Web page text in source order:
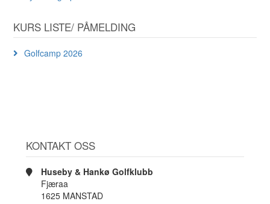
KURS LISTE/ PÅMELDING
Golfcamp 2026
KONTAKT OSS
Huseby & Hankø Golfklubb
Fjæraa
1625 MANSTAD